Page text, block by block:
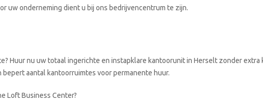
uw onderneming dient u bij ons bedrijvencentrum te zijn.
Huur nu uw totaal ingerichte en instapklare kantoorunit in Herselt zonder extra
aantal kantoorruimtes voor permanente huur.
Loft Business Center?